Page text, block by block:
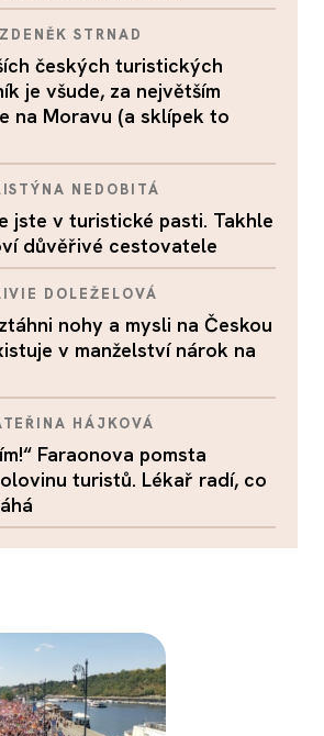
ZDENĚK STRNAD
českých turistických
je všude, za největším
na Moravu (a sklípek to
NEDOBITÁ
jste v turistické pasti. Takhle
důvěřivé cestovatele
DOLEŽELOVÁ
nohy a mysli na Českou
v manželství nárok na
HÁJKOVÁ
Faraonova pomsta
turistů. Lékař radí, co